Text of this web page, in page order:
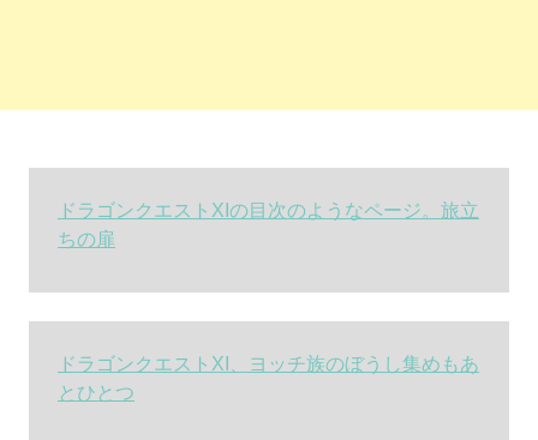
ドラゴンクエストXIの目次のようなページ。旅立
ちの扉
ドラゴンクエストXI、ヨッチ族のぼうし集めもあ
とひとつ